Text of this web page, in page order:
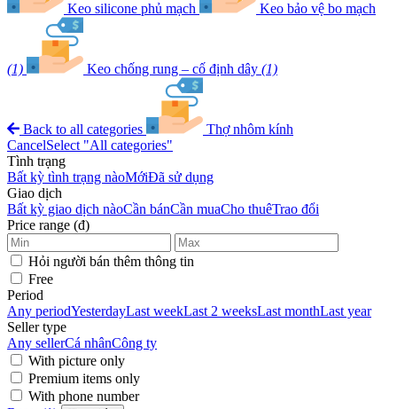
Keo silicone phủ mạch Keo bảo vệ bo mạch
(1) Keo chống rung – cố định dây (1)
Back to all categories
Thợ nhôm kính
CancelSelect "All categories"
Tình trạng
Bất kỳ tình trạng nàoMớiĐã sử dụng
Giao dịch
Bất kỳ giao dịch nàoCần bánCần muaCho thuêTrao đổi
Price range (đ)
Hỏi người bán thêm thông tin
Free
Period
Any periodYesterdayLast weekLast 2 weeksLast monthLast year
Seller type
Any sellerCá nhânCông ty
With picture only
Premium items only
With phone number